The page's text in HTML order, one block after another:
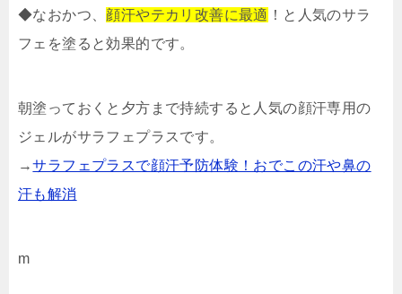
◆なおかつ、 顔汗やテカリ改善に最適 ！と人気のサラ
フェを塗ると効果的です。
朝塗っておくと夕方まで持続すると人気の顔汗専用の
ジェルがサラフェプラスです。
→サラフェプラスで顔汗予防体験！おでこの汗や鼻の
汗も解消
m